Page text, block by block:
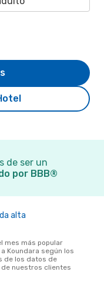
de ser un
por BBB®
alta
Koundara según los
de los datos de
nuestros clientes